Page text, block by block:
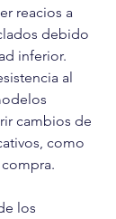
reacios a
debido
inferior.
al
cambios de
como
los